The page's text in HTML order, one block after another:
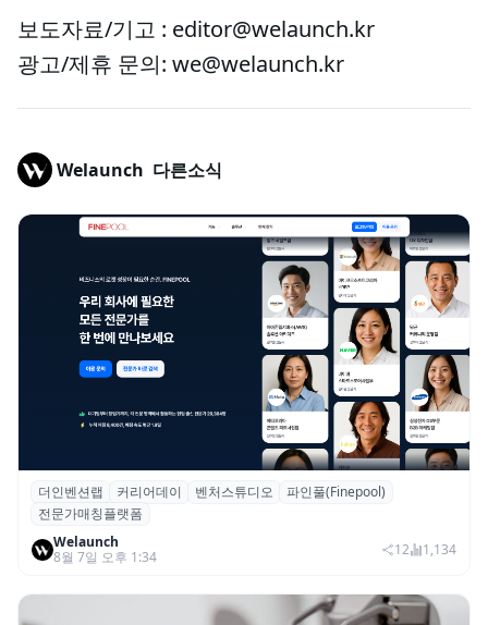
보도자료/기고 : editor@welaunch.kr
광고/제휴 문의: we@welaunch.kr
Welaunch 다른소식
더인벤션랩·커리어데이, 스타트업 전문가 매
칭 플랫폼 ‘파인풀’ 출시
더인벤션랩 커리어데이 벤처스튜디오
파인풀(Finepool)
전문가매칭플랫폼
Welaunch
8월 7일 오후 1:34
12 1,134